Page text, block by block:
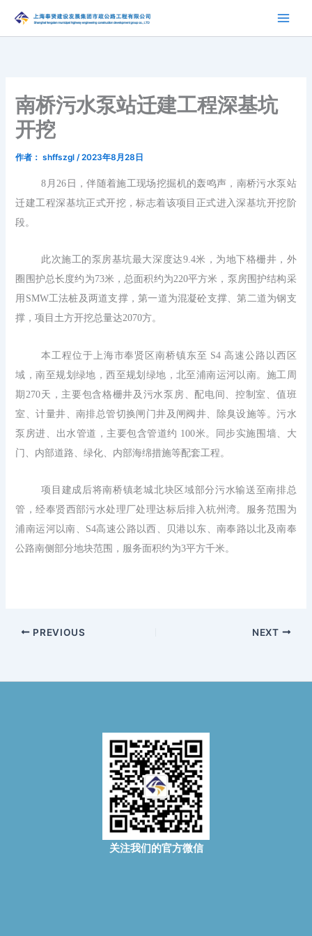
内
南桥污水泵站迁建工程深基坑
开挖
作者： shffszgl/2023年8月28日
8月26日，伴随着施工现场挖掘机的轰鸣声，南桥污水泵站
迁建工程深基坑正式开挖，标志着该项目正式进入深基坑开挖阶
段。
此次施工的泵房基坑最大深度达9.4米，为地下格栅井， 外
圈围护总长度约为73米，总面积约为220平方米， 泵房围护结构采
用SMW工法桩及两道支撑，第一道为混凝砼支撑、第二道为钢支
撑，项目土方开挖总量达2070方。
本工程位于上海市奉贤区南桥镇东至 S4 高速公路以西区
域，南至规划绿地，西至规划绿地，北至浦南运河以南。施工周
期270天，主要包含格栅井及污水泵房、配电间、控制室、值班
室、计量井、南排总管切换闸门井及闸阀井、除臭设施等。污水
泵房进、出水管道，主要包含管道约 100米。同步实施围墙、大
门、内部道路、绿化、内部海绵措施等配套工程。
项目建成后将南桥镇老城北块区域部分污水输送至南排总
管，经奉贤西部污水处理厂处理达标后排入杭州湾。服务范围为
浦南运河以南、S4高速公路以西、贝港以东、南奉路以北及南奉
公路南侧部分地块范围，服务面积约为3平方千米。
PREVIOUS NEXT
关注我们的官方微信